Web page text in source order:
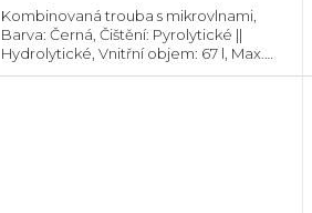
Kombinovaná trouba s mikrovlnami,
Barva: Černá, Čištění: Pyrolytické ||
Hydrolytické, Vnitřní objem: 67 l, Max.
příkon: 3600 W, Gril , Rozměry